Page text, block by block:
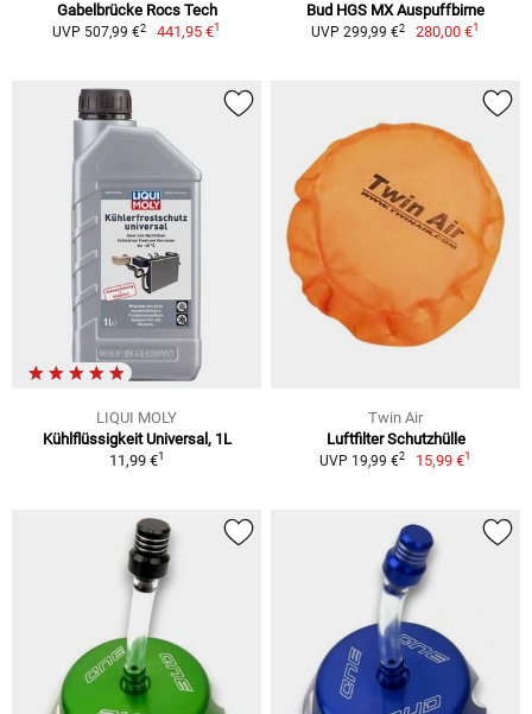
Gabelbrücke Rocs Tech
UVP 507,99 €2 441,95 €1
Bud HGS MX Auspuffbirne
UVP 299,99 €2 280,00 €1
LIQUI MOLY
Kühlflüssigkeit Universal, 1L
11,99 €1
Twin Air
Luftfilter Schutzhülle
UVP 19,99 €2 15,99 €1